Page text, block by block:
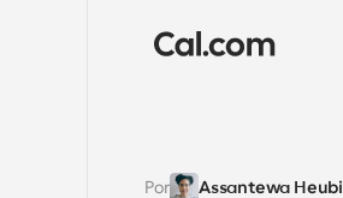
Por Assantewa Heubi